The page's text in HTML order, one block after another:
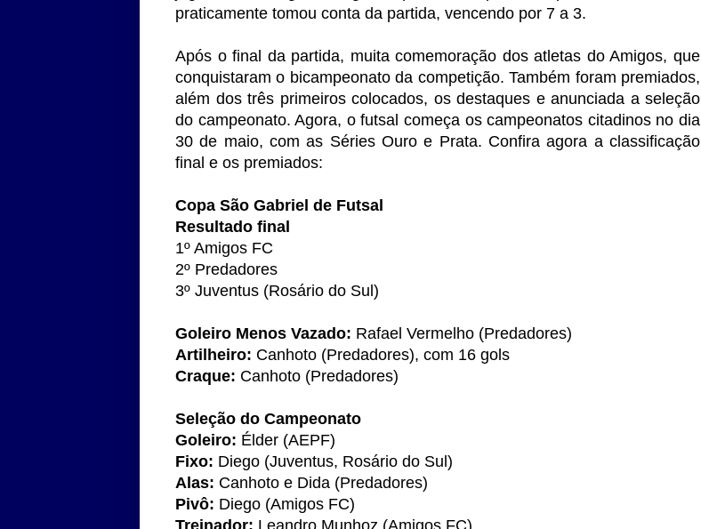
praticamente tomou conta da partida, vencendo por 7 a 3.
Após o final da partida, muita comemoração dos atletas do Amigos, que
conquistaram o bicampeonato da competição. Também foram premiados,
além dos três primeiros colocados, os destaques e anunciada a seleção
do campeonato. Agora, o futsal começa os campeonatos citadinos no dia
30 de maio, com as Séries Ouro e Prata. Confira agora a classificação
final e os premiados:
Copa São Gabriel de Futsal
Resultado final
1º Amigos FC
2º Predadores
3º Juventus (Rosário do Sul)
Goleiro Menos Vazado: Rafael Vermelho (Predadores)
Artilheiro: Canhoto (Predadores), com 16 gols
Craque: Canhoto (Predadores)
Seleção do Campeonato
Goleiro: Élder (AEPF)
Fixo: Diego (Juventus, Rosário do Sul)
Alas: Canhoto e Dida (Predadores)
Pivô: Diego (Amigos FC)